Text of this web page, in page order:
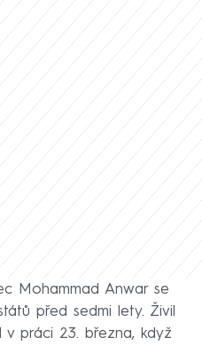
Mohammad Anwar se
před sedmi lety. Živil
v práci 23. března, když